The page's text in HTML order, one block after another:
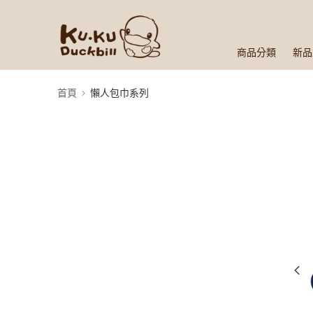
商品分類 新
首頁 懶人包巾系列